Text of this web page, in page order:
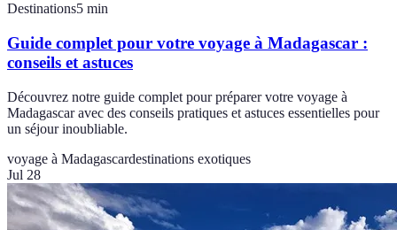
Destinations5 min
Guide complet pour votre voyage à Madagascar :
conseils et astuces
Découvrez notre guide complet pour préparer votre voyage à
Madagascar avec des conseils pratiques et astuces essentielles pour
un séjour inoubliable.
voyage à Madagascardestinations exotiques
Jul 28